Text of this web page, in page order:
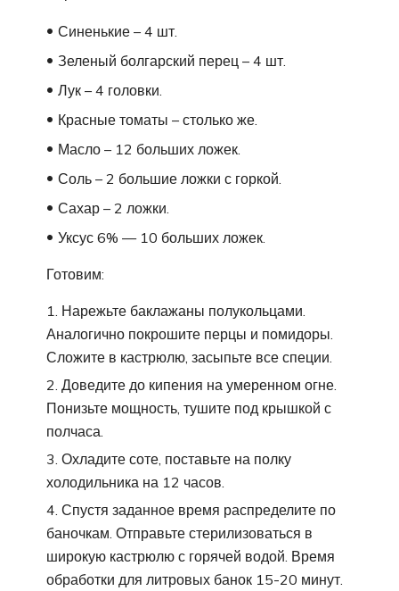
Синенькие – 4 шт.
Зеленый болгарский перец – 4 шт.
Лук – 4 головки.
Красные томаты – столько же.
Масло – 12 больших ложек.
Соль – 2 большие ложки с горкой.
Сахар – 2 ложки.
Уксус 6% — 10 больших ложек.
Готовим:
Нарежьте баклажаны полукольцами.
Аналогично покрошите перцы и помидоры.
Сложите в кастрюлю, засыпьте все специи.
Доведите до кипения на умеренном огне.
Понизьте мощность, тушите под крышкой с
полчаса.
Охладите соте, поставьте на полку
холодильника на 12 часов.
Спустя заданное время распределите по
баночкам. Отправьте стерилизоваться в
широкую кастрюлю с горячей водой. Время
обработки для литровых банок 15-20 минут.